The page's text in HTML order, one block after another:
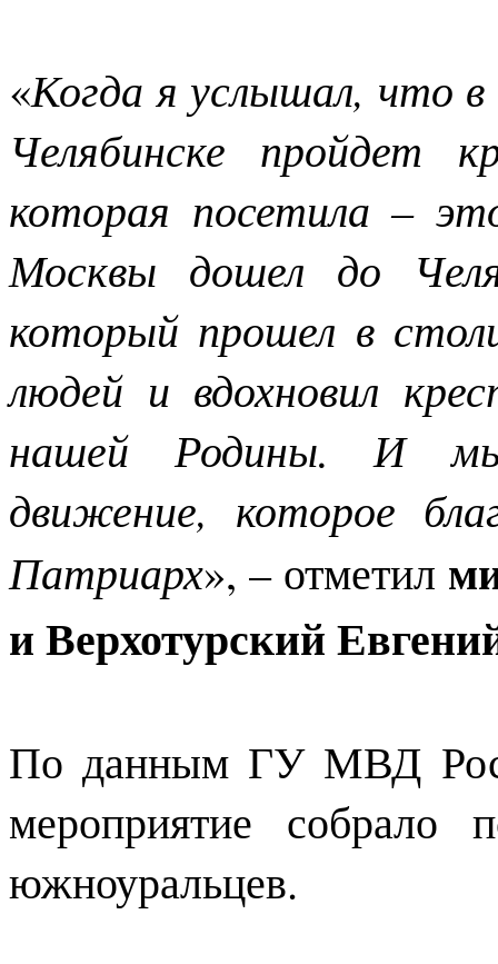
«Когда я услышал, что
Челябинске пройдет
которая посетила –
Москвы дошел до
который прошел в
людей и вдохновил
нашей Родины. И
движение, которое
Патриарх», – отметил
и Верхотурский
По данным ГУ МВД
мероприятие
южноуральцев.